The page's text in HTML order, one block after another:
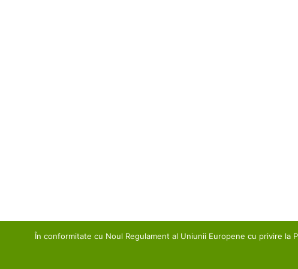
În conformitate cu Noul Regulament al Uniunii Europene cu privire